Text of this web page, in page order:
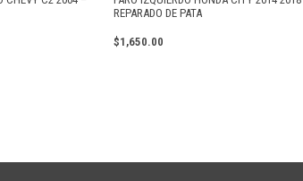
REPARADO DE PATA
$1,650.00